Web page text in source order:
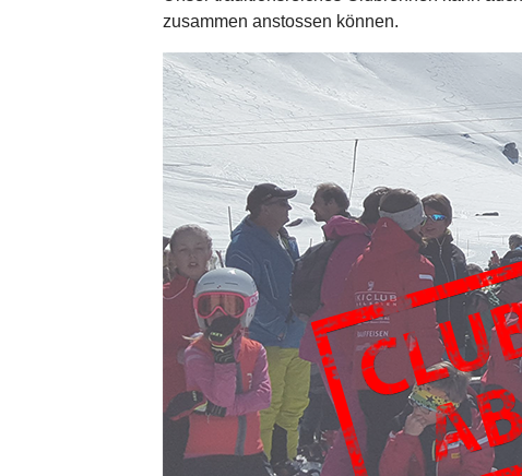
zusammen anstossen können.